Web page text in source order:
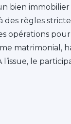
bien
règles
opérations
le